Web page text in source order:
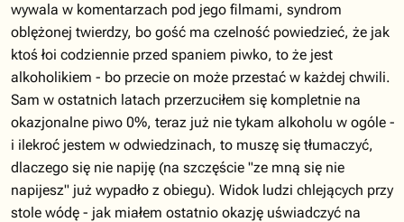
wywala w komentarzach pod jego filmami, syndrom
oblężonej twierdzy, bo gość ma czelność powiedzieć, że jak
ktoś łoi codziennie przed spaniem piwko, to że jest
alkoholikiem - bo przecie on może przestać w każdej chwili.
Sam w ostatnich latach przerzuciłem się kompletnie na
okazjonalne piwo 0%, teraz już nie tykam alkoholu w ogóle -
i ilekroć jestem w odwiedzinach, to muszę się tłumaczyć,
dlaczego się nie napiję (na szczęście "ze mną się nie
napijesz" już wypadło z obiegu). Widok ludzi chlejących przy
stole wódę - jak miałem ostatnio okazję uświadczyć na